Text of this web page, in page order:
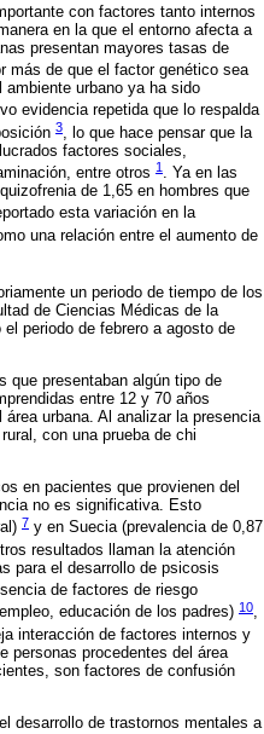
con factores tanto internos
en la que el entorno afecta a
presentan mayores tasas de
más de que el factor genético sea
urbano ya ha sido
evidencia repetida que lo respalda
3, lo que hace pensar que la
factores sociales,
entre otros 1 . Ya en las
de 1,65 en hombres que
esta variación en la
una relación entre el aumento de
un periodo de tiempo de los
de Ciencias Médicas de la
periodo de febrero a agosto de
que presentaban algún tipo de
entre 12 y 70 años
urbana. Al analizar la presencia
con una prueba de chi
en pacientes que provienen del
no es significativa. Esto
7 y en Suecia (prevalencia de 0,87
resultados llaman la atención
para el desarrollo de psicosis
de factores de riesgo
educación de los padres) 10,
interacción de factores internos y
personas procedentes del área
son factores de confusión
desarrollo de trastornos mentales a